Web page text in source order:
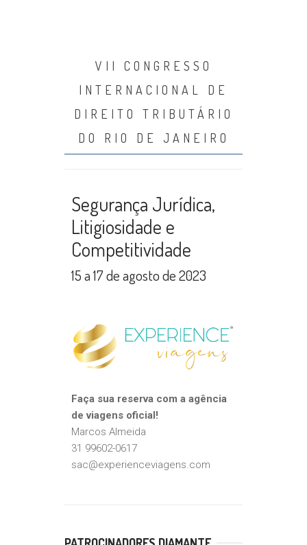
VII CONGRESSO
INTERNACIONAL DE
DIREITO TRIBUTÁRIO
DO RIO DE JANEIRO
Segurança Jurídica,
Litigiosidade e
Competitividade
15 a 17 de agosto de 2023
Faça sua reserva com a agência
de viagens oficial!
Marcos Almeida
31 99602-0617
sac@experienceviagens.com